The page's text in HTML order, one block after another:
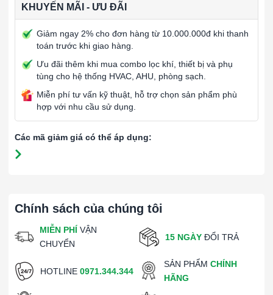
Chính sách của chúng tôi
MIỄN PHÍ VẬN
CHUYỂN
15 NGÀY ĐỔI TRẢ
HOTLINE 0971.344.344
SẢN PHẨMCHÍNH
HÃNG
KHUYẾN MÃI - ƯU ĐÃI
Giảm ngay 2% cho đơn hàng từ 10.000.000đ khi thanh
toán trước khi giao hàng.
Ưu đãi thêm khi mua combo lọc khí, thiết bị và phụ
tùng cho hệ thống HVAC, AHU, phòng sạch.
Miễn phí tư vấn kỹ thuật, hỗ trợ chọn sản phẩm phù
hợp với nhu cầu sử dụng.
Các mã giảm giá có thể áp dụng: